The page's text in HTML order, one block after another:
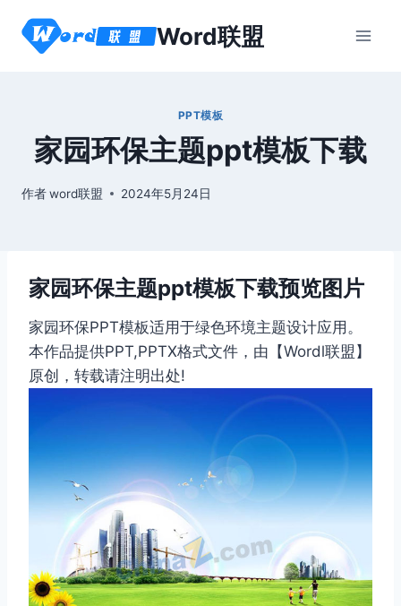
Word联盟
PPT模板
家园环保主题ppt模板下载
作者word联盟 2024年5月24日
家园环保主题ppt模板下载预览图片
家园环保PPT模板适用于绿色环境主题设计应用。
本作品提供PPT,PPTX格式文件，由【Wordl联盟】
原创，转载请注明出处!